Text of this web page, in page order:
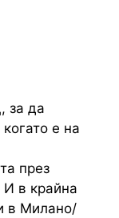
за да
е на
през
И в крайна
в Милано/